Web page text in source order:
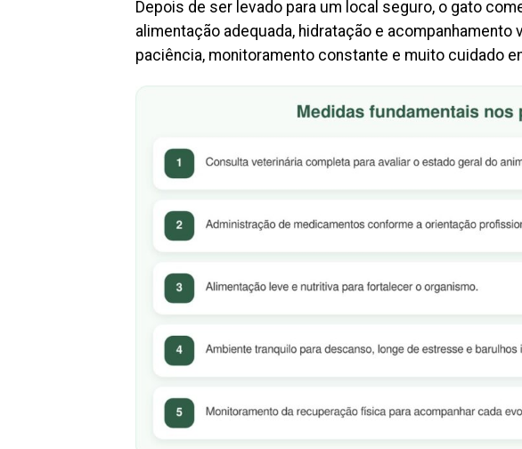
Depois de ser levado para um local seguro, o gato
alimentação adequada, hidratação e acompanhamento
paciência, monitoramento constante e muito cuidado